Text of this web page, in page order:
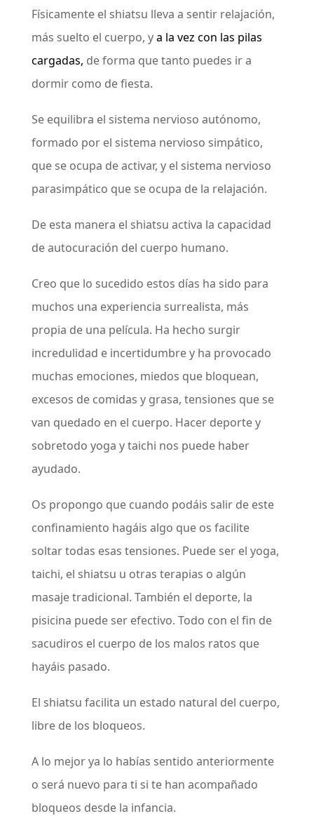
Físicamente el shiatsu lleva a sentir relajación,
más suelto el cuerpo, ya la vez con las pilas
cargadas, de forma que tanto puedes ir a
dormir como de fiesta.
Se equilibra el sistema nervioso autónomo,
formado por el sistema nervioso simpático,
que se ocupa de activar, y el sistema nervioso
parasimpático que se ocupa de la relajación.
De esta manera el shiatsu activa la capacidad
de autocuración del cuerpo humano.
Creo que lo sucedido estos días ha sido para
muchos una experiencia surrealista, más
propia de una película. Ha hecho surgir
incredulidad e incertidumbre y ha provocado
muchas emociones, miedos que bloquean,
excesos de comidas y grasa, tensiones que se
van quedado en el cuerpo. Hacer deporte y
sobretodo yoga y taichi nos puede haber
ayudado.
Os propongo que cuando podáis salir de este
confinamiento hagáis algo que os facilite
soltar todas esas tensiones. Puede ser el yoga,
taichi, el shiatsu u otras terapias o algún
masaje tradicional. También el deporte, la
pisicina puede ser efectivo. Todo con el fin de
sacudiros el cuerpo de los malos ratos que
hayáis pasado.
El shiatsu facilita un estado natural del cuerpo,
libre de los bloqueos.
A lo mejor ya lo habías sentido anteriormente
o será nuevo para ti si te han acompañado
bloqueos desde la infancia.